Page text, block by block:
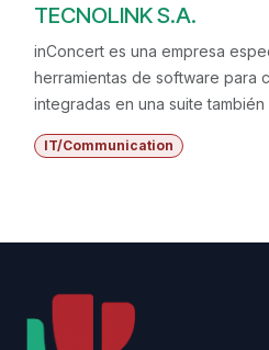
TECNOLINK S.A.
inConcert es una empresa
herramientas de software para
integradas en una suite también
IT/Communication